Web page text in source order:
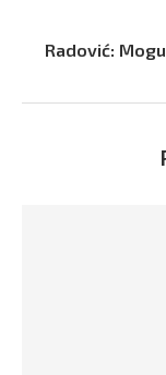
Radović: